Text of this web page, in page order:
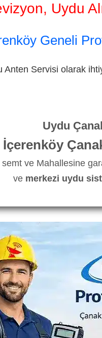
Uydu
Geneli
Servisi olarak
Uydu
İçerenköy
ve Mahallesine
ve merkezi uydu